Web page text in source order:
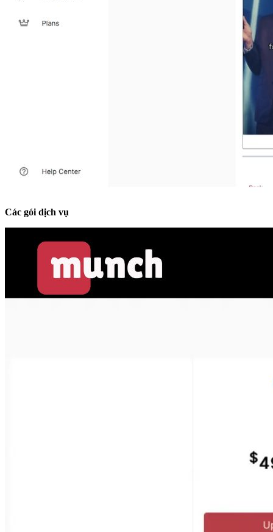
Các gói dịch vụ